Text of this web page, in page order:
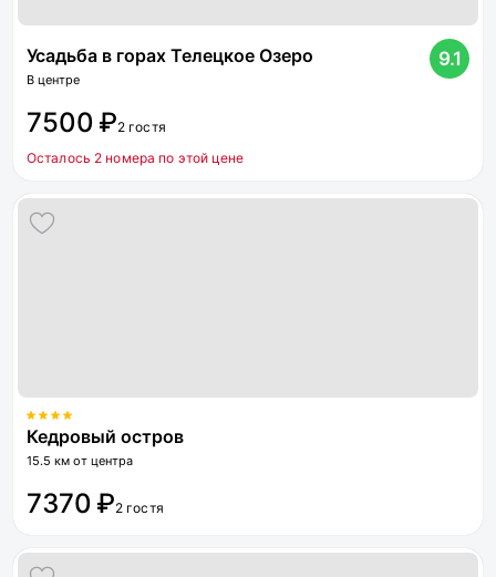
Усадьба в горах Телецкое Озеро
В центре
9.1
7500 ₽2 гостя
Осталось 2 номера по этой цене
Кедровый остров
15.5 км от центра
7370 ₽2 гостя